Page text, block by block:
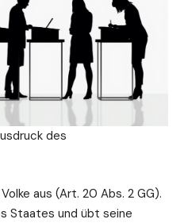
des
aus (Art. 20 Abs. 2 GG).
Staates und übt seine